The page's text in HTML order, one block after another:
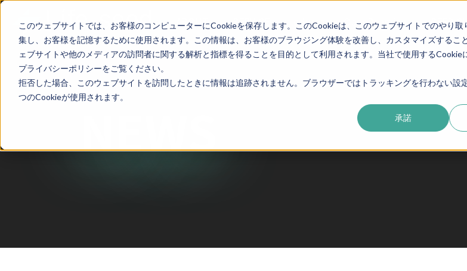
このウェブサイトでは、お客様のコンピューターにCookieを保存します。このCookieは、このウェブサイトでのやり取
集し、お客様を記憶するために使用されます。この情報は、お客様のブラウジング体験を改善し、カスタマイズするこ
ェブサイトや他のメディアの訪問者に関する解析と指標を得ることを目的として利用されます。当社で使用するCookie
プライバシーポリシーをご覧ください。
拒否した場合、このウェブサイトを訪問したときに情報は追跡されません。ブラウザーではトラッキングを行わない設
つのCookieが使用されます。
承諾
ABOUT SERVICE eduroam・OpenRoaming SEED
NEWS